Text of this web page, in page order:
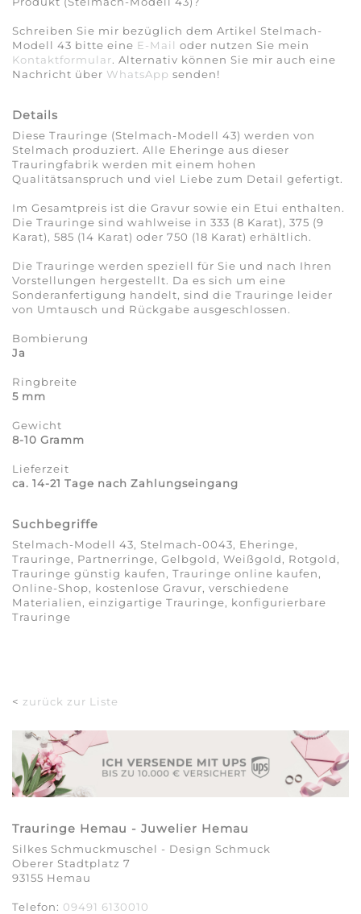
Schreiben Sie mir bezüglich dem Artikel Stelmach-
Modell 43 bitte eine E-Mail oder nutzen Sie mein
Kontaktformular. Alternativ können Sie mir auch eine
Nachricht über WhatsApp senden!
Details
Diese Trauringe (Stelmach-Modell 43) werden von
Stelmach produziert. Alle Eheringe aus dieser
Trauringfabrik werden mit einem hohen
Qualitätsanspruch und viel Liebe zum Detail gefertigt.
Im Gesamtpreis ist die Gravur sowie ein Etui enthalten.
Die Trauringe sind wahlweise in 333 (8 Karat), 375 (9
Karat), 585 (14 Karat) oder 750 (18 Karat) erhältlich.
Die Trauringe werden speziell für Sie und nach Ihren
Vorstellungen hergestellt. Da es sich um eine
Sonderanfertigung handelt, sind die Trauringe leider
von Umtausch und Rückgabe ausgeschlossen.
Bombierung
Ja
Ringbreite
5 mm
Gewicht
8-10 Gramm
Lieferzeit
ca. 14-21 Tage nach Zahlungseingang
Suchbegriffe
Stelmach-Modell 43, Stelmach-0043, Eheringe,
Trauringe, Partnerringe, Gelbgold, Weißgold, Rotgold,
Trauringe günstig kaufen, Trauringe online kaufen,
Online-Shop, kostenlose Gravur, verschiedene
Materialien, einzigartige Trauringe, konfigurierbare
Trauringe
< zurück zur Liste
Trauringe Hemau - Juwelier Hemau
Silkes Schmuckmuschel - Design Schmuck
Oberer Stadtplatz 7
93155 Hemau
Telefon: 09491 6130010